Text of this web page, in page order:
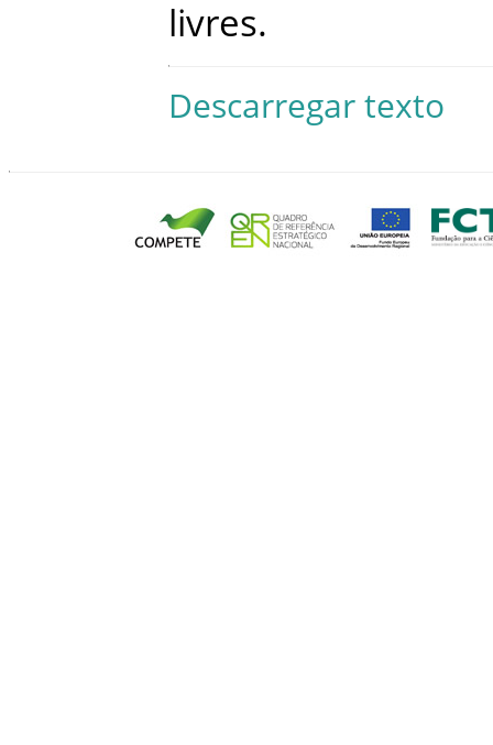
livres.
Descarregar texto